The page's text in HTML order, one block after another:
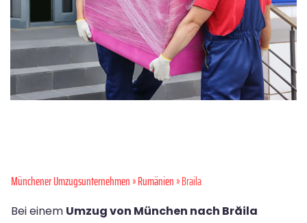
Münchener Umzugsunternehmen»Rumänien» Braila
Bei einem Umzug von München nach Brăila